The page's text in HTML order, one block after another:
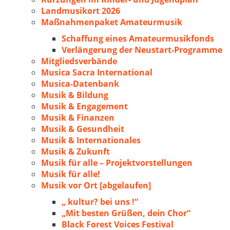
Landmusikort 2026
Maßnahmenpaket Amateurmusik
Schaffung eines Amateurmusikfonds
Verlängerung der Neustart-Programme
Mitgliedsverbände
Musica Sacra International
Musica-Datenbank
Musik & Bildung
Musik & Engagement
Musik & Finanzen
Musik & Gesundheit
Musik & Internationales
Musik & Zukunft
Musik für alle – Projektvorstellungen
Musik für alle!
Musik vor Ort [abgelaufen]
„ kultur? bei uns !“
„Mit besten Grüßen, dein Chor“
Black Forest Voices Festival